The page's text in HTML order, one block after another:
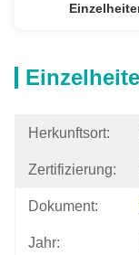
Herkunftsort:
Zertifizierung:
Dokument:
Jahr: